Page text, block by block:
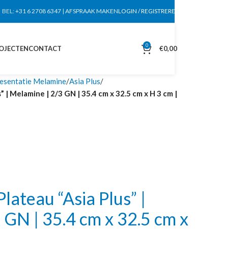
BEL:+31 6 2708 6347 | AFSPRAAK MAKENLOGIN / REGISTREREN
CONTACT 0 €0,00
Melamine Asia Plus
| Melamine | 2/3 GN | 35.4 cm x 32.5 cm x H 3 cm |
“Asia Plus” |
| 35.4 cm x 32.5 cm x